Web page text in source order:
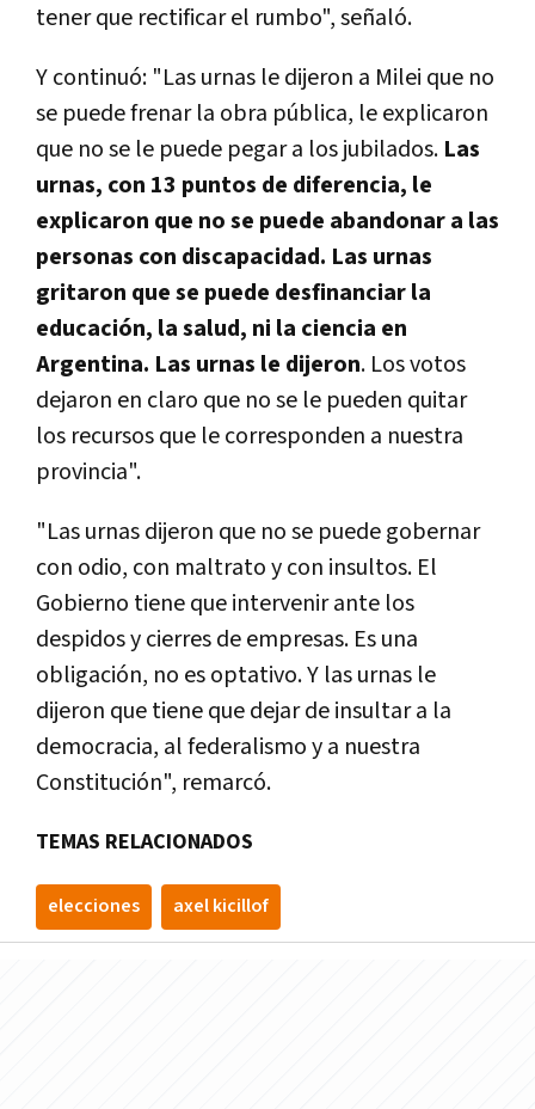
tener que rectificar el rumbo", señaló.
Y continuó: "Las urnas le dijeron a Milei que no
se puede frenar la obra pública, le explicaron
que no se le puede pegar a los jubilados. Las
urnas, con 13 puntos de diferencia, le
explicaron que no se puede abandonar a las
personas con discapacidad. Las urnas
gritaron que se puede desfinanciar la
educación, la salud, ni la ciencia en
Argentina. Las urnas le dijeron. Los votos
dejaron en claro que no se le pueden quitar
los recursos que le corresponden a nuestra
provincia".
"Las urnas dijeron que no se puede gobernar
con odio, con maltrato y con insultos. El
Gobierno tiene que intervenir ante los
despidos y cierres de empresas. Es una
obligación, no es optativo. Y las urnas le
dijeron que tiene que dejar de insultar a la
democracia, al federalismo y a nuestra
Constitución", remarcó.
TEMAS RELACIONADOS
elecciones axel kicillof